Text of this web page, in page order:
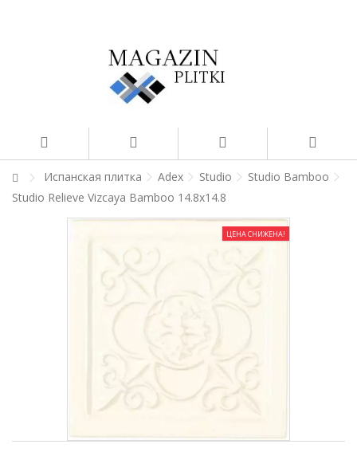
Испанская плитка Adex Studio
Studio Bamboo
Studio Relieve Vizcaya Bamboo 14.8x14.8
ЦЕНА СНИЖЕНА!